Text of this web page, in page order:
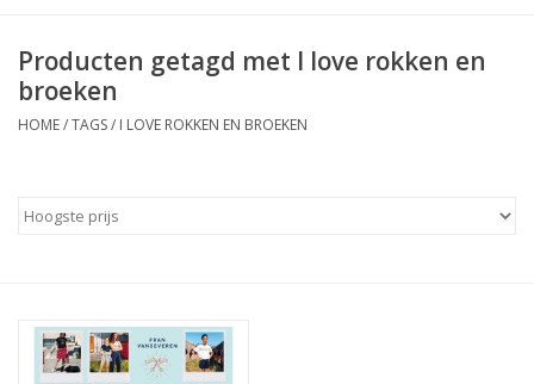
Paspoppen
Stoffen
Producten getagd met I love rokken en
broeken
HOME/TAGS/ I LOVE ROKKEN EN BROEKEN